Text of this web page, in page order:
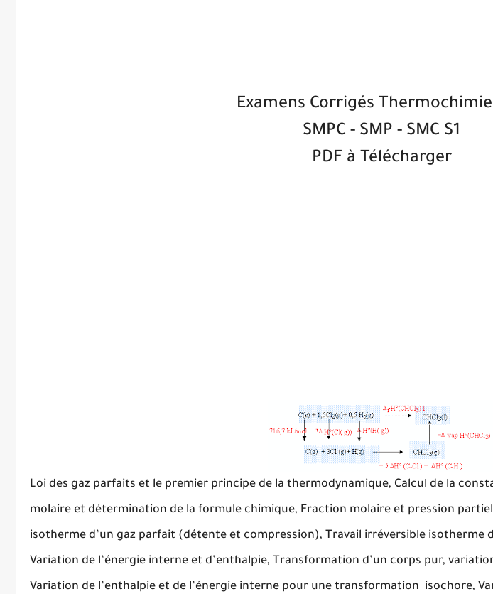
Examens Corrigés Thermochimie
SMPC - SMP - SMC S1
PDF à Télécharger
Loi des gaz parfaits et le premier principe de la thermodynamique, Calcul de la
molaire et détermination de la formule chimique, Fraction molaire et pression
isotherme d’un gaz parfait (détente et compression), Travail irréversible isotherme
Variation de l’énergie interne et d’enthalpie, Transformation d’un corps pur,
Variation de l’enthalpie et de l’énergie interne pour une transformation isochore,